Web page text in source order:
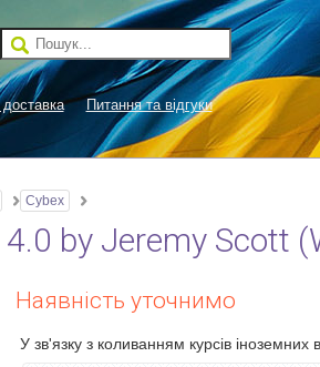
Питання та відгуки
Cybex
by Jeremy Scott
Наявність уточнимо
У зв'язку з коливанням курсів іноземних